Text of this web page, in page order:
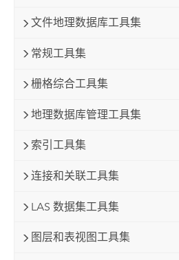
文件地理数据库工具集
常规工具集
栅格综合工具集
地理数据库管理工具集
索引工具集
连接和关联工具集
LAS 数据集工具集
图层和表视图工具集